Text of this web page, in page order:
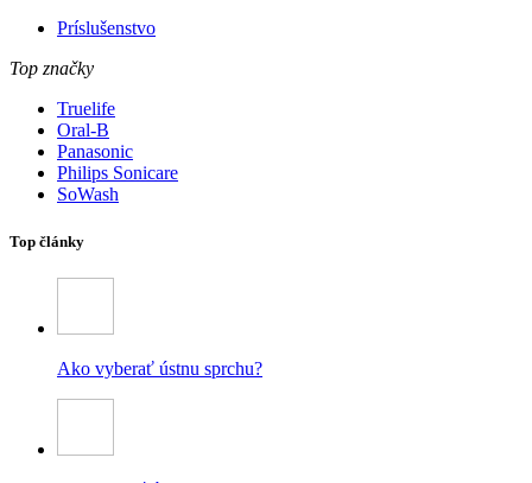
Príslušenstvo
Top značky
Truelife
Oral-B
Panasonic
Philips Sonicare
SoWash
Top články
Ako vyberať ústnu sprchu?